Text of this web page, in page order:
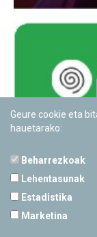
Geure cookie eta
hauetarako:
Beharrezkoak
Lehentasunak
Estadistika
Marketina